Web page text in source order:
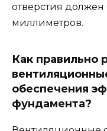
отверстия
миллиметров.
Как правильно
обеспечения
фундамента?